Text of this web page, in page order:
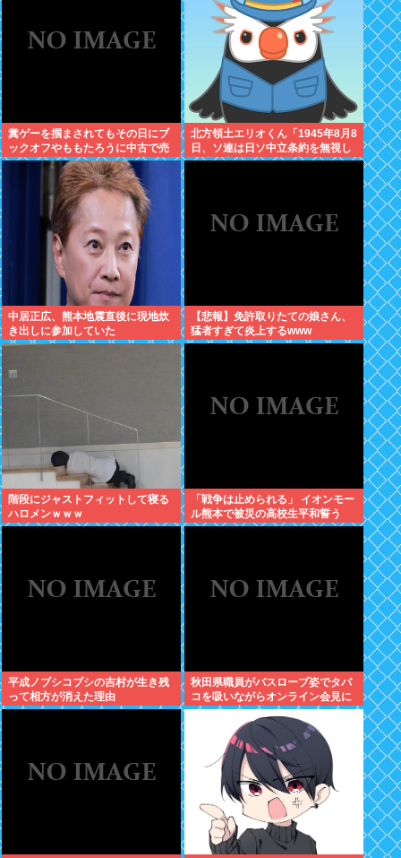
糞ゲーを掴まされてもその日にブ
ックオフやももたろうに中古で売
りつける事ができなくなる時代に
北方領土エリオくん「1945年8月8
日、ソ連は日ソ中立条約を無視し
宣戦布告、翌9日に日本への侵攻
中居正広、熊本地震直後に現地炊
き出しに参加していた
【悲報】免許取りたての娘さん、
猛者すぎて炎上するwww
階段にジャストフィットして寝る
ハロメンｗｗｗ
「戦争は止められる」 イオンモー
ル熊本で被災の高校生平和誓う
平成ノブシコブシの吉村が生き残
って相方が消えた理由
秋田県職員がバスローブ姿でタバ
コを吸いながらオンライン会見に
どこのお貴族様だよw